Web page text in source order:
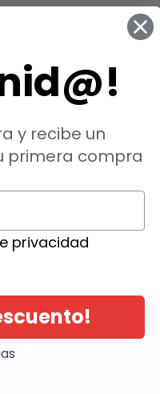
y recibe un
primera compra
privacidad